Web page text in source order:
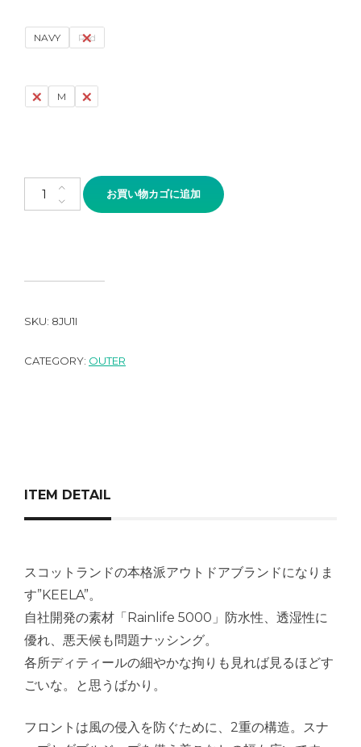
NAVY Red
S M L
KEELA KINTYRE JACKET個
お買い物カゴに追加
SKU: 8JU1I
CATEGORY: OUTER
ITEM DETAIL
スコットランドの本格派アウトドアブランドになりま
す”KEELA”。
自社開発の素材「Rainlife 5000」防水性、透湿性に
優れ、悪天候も問題ナッシング。
各所ディティールの細やかな拘りも見れば見るほどす
ごいな。と思うばかり。
フロントは風の侵入を防ぐために、2重の構造。スナ